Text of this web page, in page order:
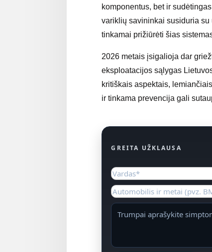
komponentus, bet ir
variklių savininkai susiduria
tinkamai prižiūrėti šias
2026 metais įsigalioja dar
eksploatacijos sąlygas
kritiškais aspektais,
ir tinkama prevencija gali
GREITA UŽKLAUSA